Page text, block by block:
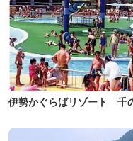
伊勢かぐらばリゾート 千